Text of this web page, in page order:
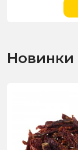
Новинки